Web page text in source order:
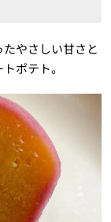
やさしい甘さと
ポテト。